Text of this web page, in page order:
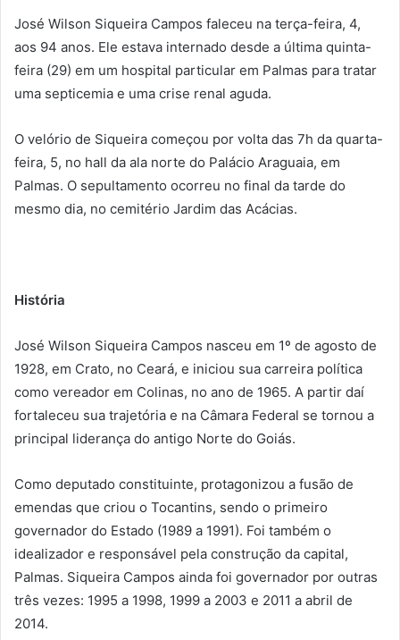
José Wilson Siqueira Campos faleceu na terça-feira, 4,
aos 94 anos. Ele estava internado desde a última quinta-
feira (29) em um hospital particular em Palmas para tratar
uma septicemia e uma crise renal aguda.
O velório de Siqueira começou por volta das 7h da quarta-
feira, 5, no hall da ala norte do Palácio Araguaia, em
Palmas. O sepultamento ocorreu no final da tarde do
mesmo dia, no cemitério Jardim das Acácias.
História
José Wilson Siqueira Campos nasceu em 1º de agosto de
1928, em Crato, no Ceará, e iniciou sua carreira política
como vereador em Colinas, no ano de 1965. A partir daí
fortaleceu sua trajetória e na Câmara Federal se tornou a
principal liderança do antigo Norte do Goiás.
Como deputado constituinte, protagonizou a fusão de
emendas que criou o Tocantins, sendo o primeiro
governador do Estado (1989 a 1991). Foi também o
idealizador e responsável pela construção da capital,
Palmas. Siqueira Campos ainda foi governador por outras
três vezes: 1995 a 1998, 1999 a 2003 e 2011 a abril de
2014.